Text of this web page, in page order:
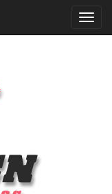
菜
单